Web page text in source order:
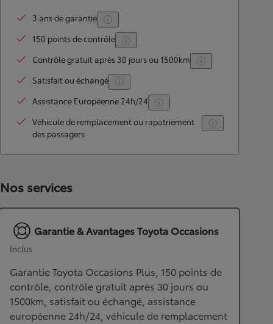
3 ans de garantie
150 points de contrôle
Contrôle gratuit après 30 jours ou 1500km
Satisfait ou échangé
Assistance Européenne 24h/24
Véhicule de remplacement ou rapatriement
des passagers
Nos services
Garantie & Avantages Toyota Occasions
Inclus
Garantie Toyota Occasions Plus, 150 points de
contrôle, contrôle gratuit après 30 jours ou
1500km, satisfait ou échangé, assistance
européenne 24h/24, véhicule de remplacement